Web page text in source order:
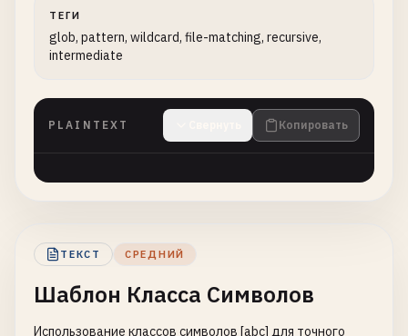
ТЕГИ
glob, pattern, wildcard, file-matching, recursive,
intermediate
PLAINTEXT Копировать
ТЕКСТ СРЕДНИЙ
Шаблон Класса Символов
Использование классов символов [abc] для точного